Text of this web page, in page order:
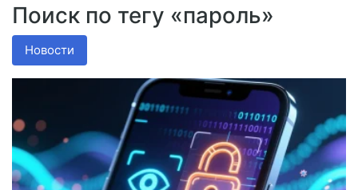
Поиск по тегу «пароль»
Новости